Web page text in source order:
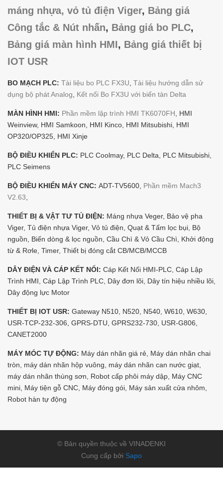
máng nhựa, vỏ tủ điện Viger, Bảng giá
Công tắc & Nút nhấn, Bảng giá bo PLC,
Bảng giá màn hình HMI, Bảng giá thiết bị
IOT USR
BO MẠCH PLC: Tài liệu bo PLC FX3U Tài liệu hướng dẫn sử
dụng bộ phát Analog
Kết nối Bo FX3U với biến tàn Delta
MÀN HÌNH HMI: Phần mềm lập trình HMI TK6070FH , HMI
Weinview, HMI Samkoon, HMI Kinco, HMI Mitsubishi, HMI
OP320/OP325, HMI Xinje
BỘ ĐIỀU KHIỂN PLC: PLC Coolmay, PLC Delta, PLC Mitsubishi,
PLC Seimens
BỘ ĐIỀU KHIỂN MÁY CNC: ADT-TV5600, Phần mềm Mach3
V2.63
THIẾT BỊ & VẬT TƯ TỦ ĐIỆN: Máng nhựa Veger, Bảo vệ pha
Viger, Tủ điện nhựa Viger, Vỏ tủ điện, Quạt & Tấm lọc bụi, Bộ
nguồn, Biến dòng & lọc nguồn, Cầu Chì & Vỏ Cầu Chì, Khởi động
từ & Rơle, Timer, Thiết bị đóng cắt CB/MCB/MCCB
DÂY ĐIỆN VÀ CÁP KẾT NỐI: Cáp Kết Nối HMI-PLC, Cáp Lập
Trình HMI, Cáp Lập Trình PLC, Dây đơn lõi, Dây tín hiệu nhiều lõi,
Dây động lực Motor
THIẾT BỊ IOT USR: Gateway N510, N520, N540, W610, W630,
USR-TCP-232-306, GPRS-DTU, GPRS232-730, USR-G806,
CANET2000
MÁY MÓC TỰ ĐỘNG: Máy dán nhãn giá rẻ, Máy dán nhãn chai
tròn, máy dán nhãn hộp vuông, máy dán nhãn can nước giạt,
máy dán nhãn thùng sơn, Robot cấp phôi máy dập, Máy CNC
mini, Máy tiện gỗ CNC, Máy đóng gói, Máy sản xuất cửa nhôm,
Robot hàn tự động
© Bản quyền thuộc về VINADENKI
Cung cấp bởi Sapo